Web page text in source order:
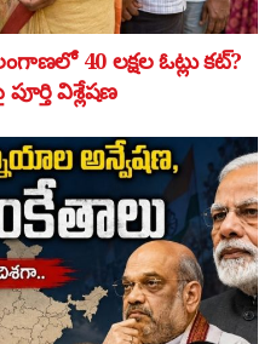
40 లక్షల ఓట్లు కట్?
విశ్లేషణ